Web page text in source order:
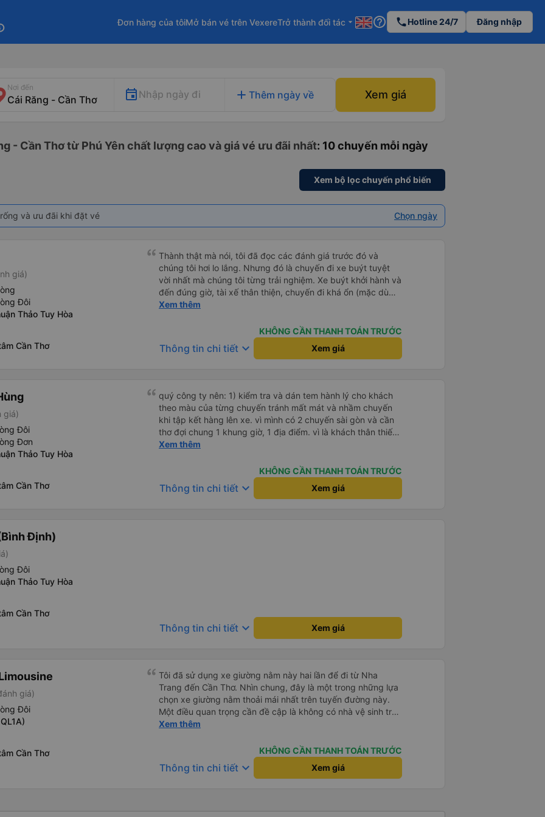
Đơn hàng của tôiMở bán vé trên VexereTrở thành đối tác arrow_drop_down help_outline phoneHotline 24/7 Đăng nhập
Nơi đến
Nhập ngày đi add Thêm ngày về Xem giá
- Cần Thơ từ Phú Yên chất lượng cao và giá vé ưu đãi nhất: 10 chuyến mỗi ngày
Xem bộ lọc chuyến phổ biến
và ưu đãi khi đặt vé Chọn ngày
giá)
Đôi
Thảo Tuy Hòa
Cần Thơ
Thành thật mà nói, tôi đã đọc các đánh giá trước đó và
chúng tôi hơi lo lắng. Nhưng đó là chuyến đi xe buýt tuyệt
vời nhất mà chúng tôi từng trải nghiệm. Xe buýt khởi hành và
đến đúng giờ, tài xế thân thiện, chuyến đi khá ổn (mặc dù
vẫn hơi xóc, nhưng đó là đặc trưng của Việt Nam ^^), và chỗ
Xem thêm
KHÔNG CẦN THANH TOÁN TRƯỚC
Thông tin chi tiết keyboard_arrow_down Xem giá
giá)
Đôi
Đơn
Thảo Tuy Hòa
Cần Thơ
quý công ty nên: 1) kiểm tra và dán tem hành lý cho khách
theo màu của từng chuyến tránh mất mát và nhầm chuyến
khi tập kết hàng lên xe. vì mình có 2 chuyến sài gòn và cần
thơ đợi chung 1 khung giờ, 1 địa điểm. vì là khách thân thiết
của quý công ty nên rất hài lòng và tin tưởng. tuy nhiên rất
cải thiện ngày một phát triển. 2) đồng nhất về cách giao tiếp
và CSKH nhẹ nhàng, chu đáo nữa thì chắc chắn quy công ty
là nhà xe được yêu thích và lựa chọn số 1 quy nhơn. rất cảm
Xem thêm
KHÔNG CẦN THANH TOÁN TRƯỚC
Thông tin chi tiết keyboard_arrow_down Xem giá
Định)
Đôi
Thảo Tuy Hòa
Cần Thơ
Thông tin chi tiết keyboard_arrow_down Xem giá
giá)
Đôi
Cần Thơ
Tôi đã sử dụng xe giường nằm này hai lần để đi từ Nha
Trang đến Cần Thơ. Nhìn chung, đây là một trong những lựa
chọn xe giường nằm thoải mái nhất trên tuyến đường này.
Một điều quan trọng cần đề cập là không có nhà vệ sinh trên
xe, điều này có thể gây khó chịu trên một hành trình dài
chuyến đi vẫn khá thoải mái. Chuyến đi gần đây nhất của tôi
(hôm qua) rất tốt. Mặc dù xe bị chậm khoảng một tiếng,
nhưng công ty đã thông báo trước cho tôi, nên tôi không
khoảng 4:00 sáng và 9:00 sáng, giúp chuyến đi thoải mái
Xem thêm
KHÔNG CẦN THANH TOÁN TRƯỚC
Thông tin chi tiết keyboard_arrow_down Xem giá